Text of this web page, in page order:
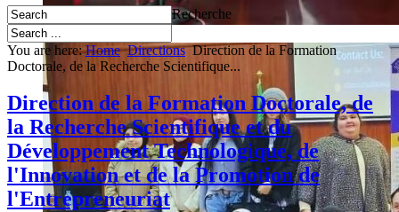
Recherche
You are here:Home Directions Direction de la Formation
Doctorale, de la Recherche Scientifique...
Direction de la Formation Doctorale, de
la Recherche Scientifique et du
Développement Technologique, de
l'Innovation et de la Promotion de
l'Entrepreneuriat